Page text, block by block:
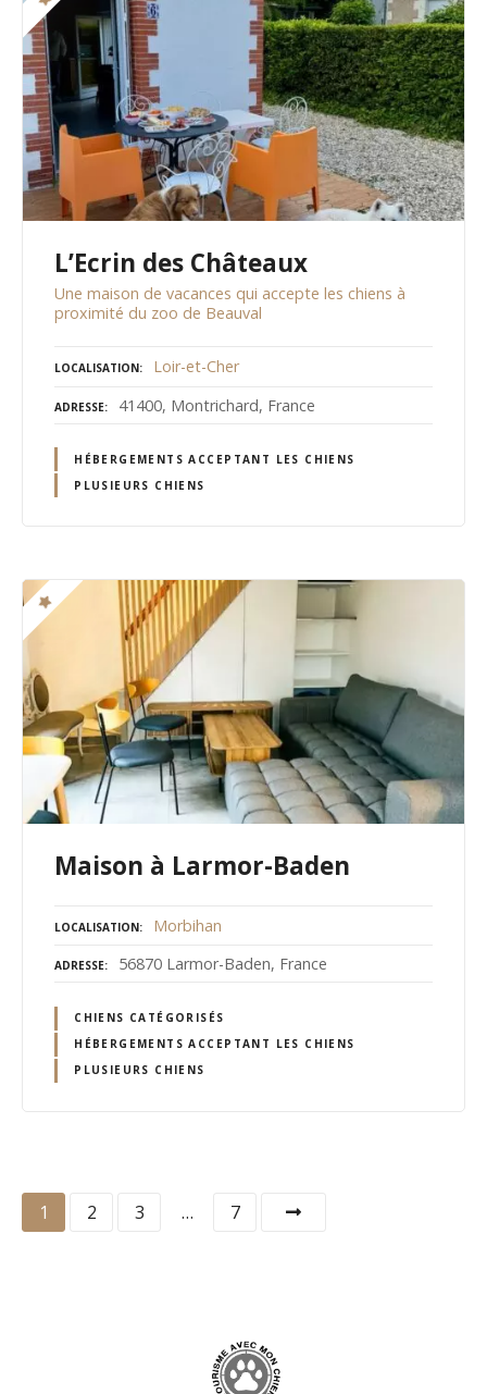
L’Ecrin des Châteaux
Une maison de vacances qui accepte les chiens à
proximité du zoo de Beauval
LOCALISATION Loir-et-Cher
ADRESSE 41400, Montrichard, France
HÉBERGEMENTS ACCEPTANT LES CHIENS
PLUSIEURS CHIENS
Maison à Larmor-Baden
LOCALISATION Morbihan
ADRESSE 56870 Larmor-Baden, France
CHIENS CATÉGORISÉS
HÉBERGEMENTS ACCEPTANT LES CHIENS
PLUSIEURS CHIENS
N1 2 3 … 7